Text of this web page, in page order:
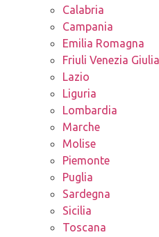
Calabria
Campania
Emilia Romagna
Friuli Venezia Giulia
Lazio
Liguria
Lombardia
Marche
Molise
Piemonte
Puglia
Sardegna
Sicilia
Toscana